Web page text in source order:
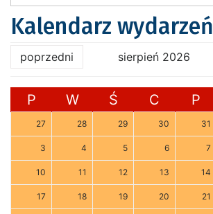
Kalendarz wydarzeń
poprzedni sierpień 2026
P W Ś C P
27 28 29 30 31
3 4 5 6 7
10 11 12 13 14
17 18 19 20 21